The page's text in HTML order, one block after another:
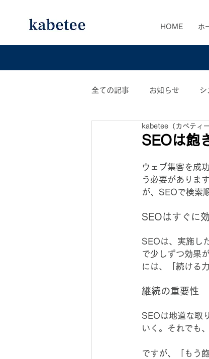
HOME ホ
全ての記事 お知らせ シ
カベティー業務日誌 お
SEOは飽
kabetee（カベティー
ウェブ集客を成
う必要がありま
が、SEOで検索
SEOはすぐに
SEOは、実施し
で少しずつ効果
には、「続ける
継続の重要性
SEOは地道な取
いく。それでも
ですが、「もう